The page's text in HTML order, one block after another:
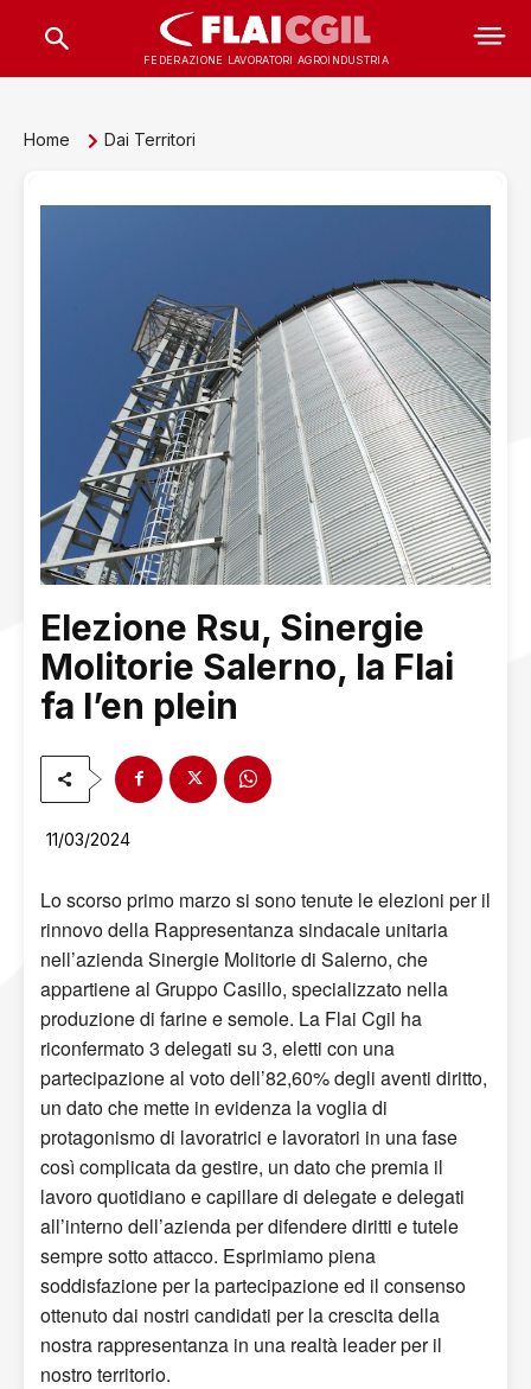
FEDERAZIONE LAVORATORI AGROINDUSTRIA
Home Dai Territori
Elezione Rsu, Sinergie
Molitorie Salerno, la Flai
fa l’en plein
11/03/2024
Lo scorso primo marzo si sono tenute le elezioni per il
rinnovo della Rappresentanza sindacale unitaria
nell’azienda Sinergie Molitorie di Salerno, che
appartiene al Gruppo Casillo, specializzato nella
produzione di farine e semole. La Flai Cgil ha
riconfermato 3 delegati su 3, eletti con una
partecipazione al voto dell’82,60% degli aventi diritto,
un dato che mette in evidenza la voglia di
protagonismo di lavoratrici e lavoratori in una fase
così complicata da gestire, un dato che premia il
lavoro quotidiano e capillare di delegate e delegati
all’interno dell’azienda per difendere diritti e tutele
sempre sotto attacco. Esprimiamo piena
soddisfazione per la partecipazione ed il consenso
ottenuto dai nostri candidati per la crescita della
nostra rappresentanza in una realtà leader per il
nostro territorio.